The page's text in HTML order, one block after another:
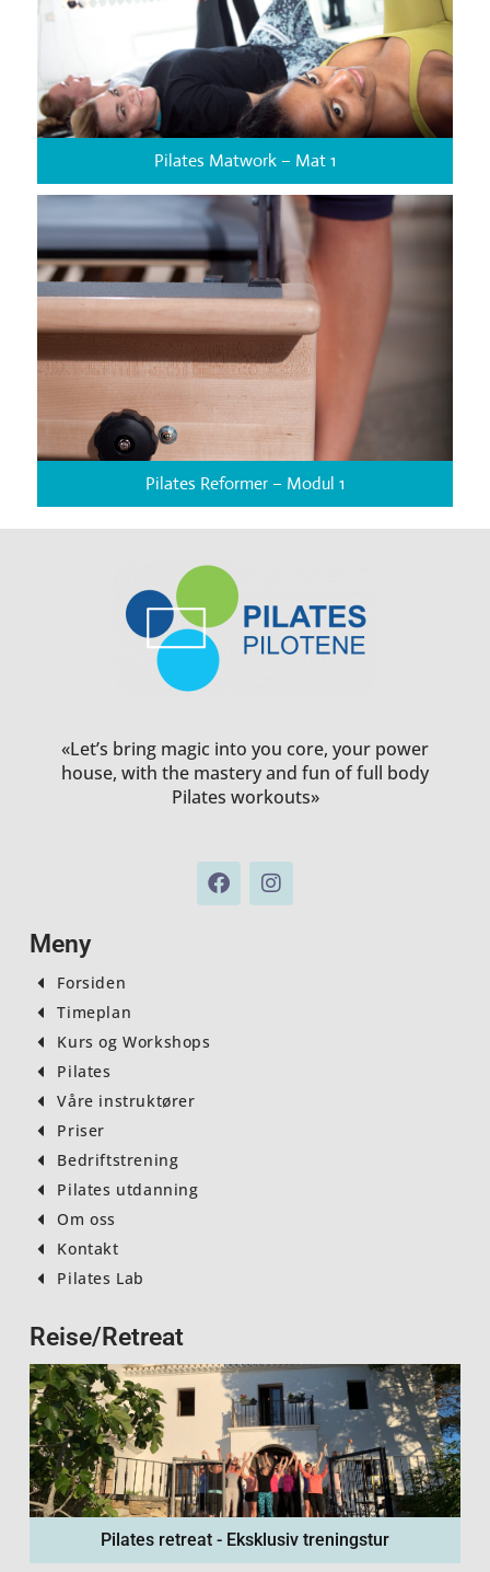
Pilates Matwork – Mat 1
Pilates Reformer – Modul 1
«Let’s bring magic into you core, your power
house, with the mastery and fun of full body
Pilates workouts»
F
a
I
n
Meny
Forsiden
Timeplan
Kurs og Workshops
Pilates
Våre instruktører
Priser
Bedriftstrening
Pilates utdanning
Om oss
Kontakt
Pilates Lab
Reise/Retreat
Pilates retreat - Eksklusiv treningstur